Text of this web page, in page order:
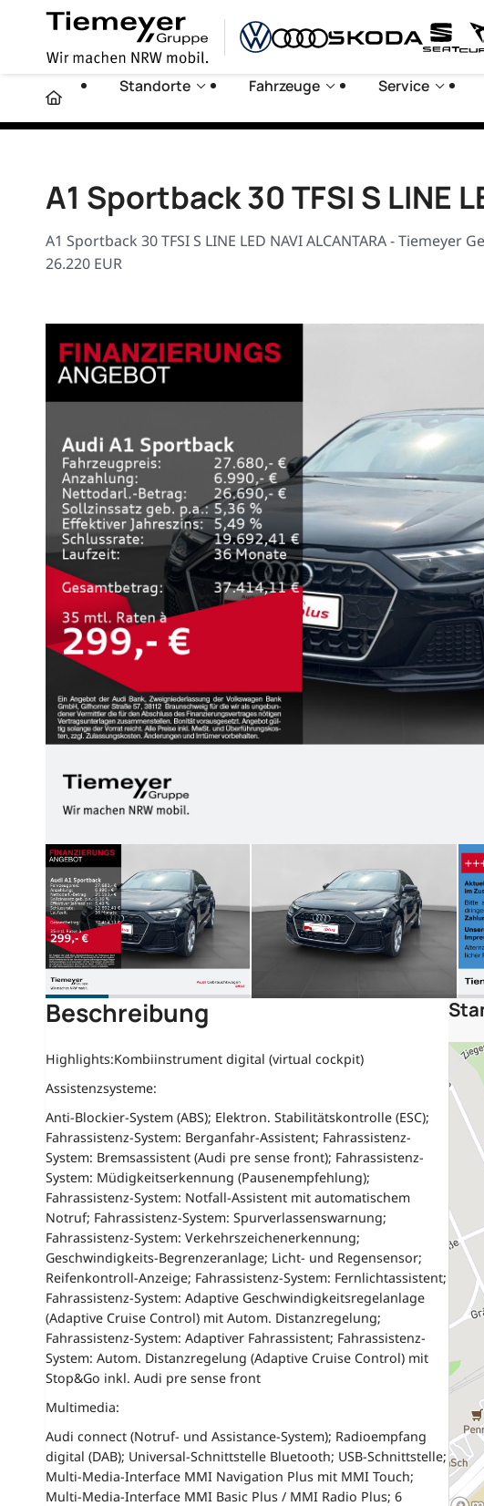
Standorte Fahrzeuge Service
A1 Sportback 30 TFSI S LINE
A1 Sportback 30 TFSI S LINE LED NAVI ALCANTARA - Tiemeyer
26.220 EUR
Beschreibung
Highlights:Kombiinstrument digital (virtual cockpit)
Assistenzsysteme:
Anti-Blockier-System (ABS); Elektron. Stabilitätskontrolle (ESC);
Fahrassistenz-System: Berganfahr-Assistent; Fahrassistenz-
System: Bremsassistent (Audi pre sense front); Fahrassistenz-
System: Müdigkeitserkennung (Pausenempfehlung);
Fahrassistenz-System: Notfall-Assistent mit automatischem
Notruf; Fahrassistenz-System: Spurverlassenswarnung;
Fahrassistenz-System: Verkehrszeichenerkennung;
Geschwindigkeits-Begrenzeranlage; Licht- und Regensensor;
Reifenkontroll-Anzeige; Fahrassistenz-System: Fernlichtassistent;
Fahrassistenz-System: Adaptive Geschwindigkeitsregelanlage
(Adaptive Cruise Control) mit Autom. Distanzregelung;
Fahrassistenz-System: Adaptiver Fahrassistent; Fahrassistenz-
System: Autom. Distanzregelung (Adaptive Cruise Control) mit
Stop&Go inkl. Audi pre sense front
Multimedia:
Audi connect (Notruf- und Assistance-System); Radioempfang
digital (DAB); Universal-Schnittstelle Bluetooth; USB-Schnittstelle;
Multi-Media-Interface MMI Navigation Plus mit MMI Touch;
Multi-Media-Interface MMI Basic Plus / MMI Radio Plus; 6